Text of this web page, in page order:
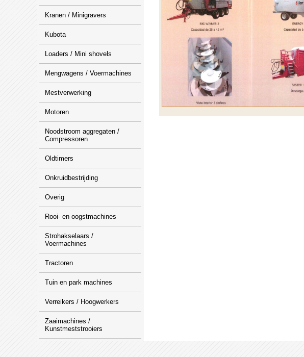
Kranen / Minigravers
Kubota
Loaders / Mini shovels
Mengwagens / Voermachines
Mestverwerking
Motoren
Noodstroom aggregaten /
Compressoren
Oldtimers
Onkruidbestrijding
Overig
Rooi- en oogstmachines
Strohakselaars /
Voermachines
Tractoren
Tuin en park machines
Verreikers / Hoogwerkers
Zaaimachines /
Kunstmeststrooiers